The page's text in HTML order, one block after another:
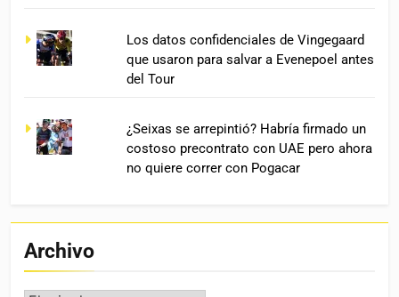
Los datos confidenciales de Vingegaard
que usaron para salvar a Evenepoel antes
del Tour
¿Seixas se arrepintió? Habría firmado un
costoso precontrato con UAE pero ahora
no quiere correr con Pogacar
Archivo